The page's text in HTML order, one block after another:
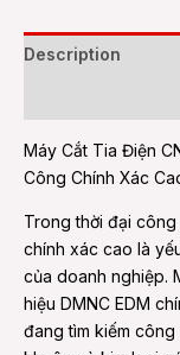
Description
Máy Cắt Tia Điện
Công Chính Xác
Trong thời đại
chính xác cao là
của doanh nghiệp.
hiệu DMNC EDM
đang tìm kiếm